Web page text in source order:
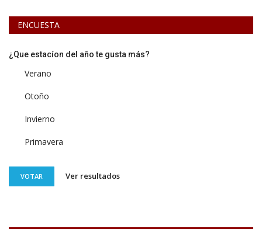
ENCUESTA
¿Que estacíon del año te gusta más?
Verano
Otoño
Invierno
Primavera
VOTAR Ver resultados